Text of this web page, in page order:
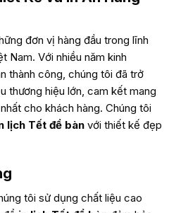
đơn vị hàng đầu trong lĩnh
Nam. Với nhiều năm kinh
thành công, chúng tôi đã trở
thương hiệu lớn, cam kết mang
cho khách hàng. Chúng tôi
lịch Tết để bànvới thiết kế đẹp
tôi sử dụng chất liệu cao